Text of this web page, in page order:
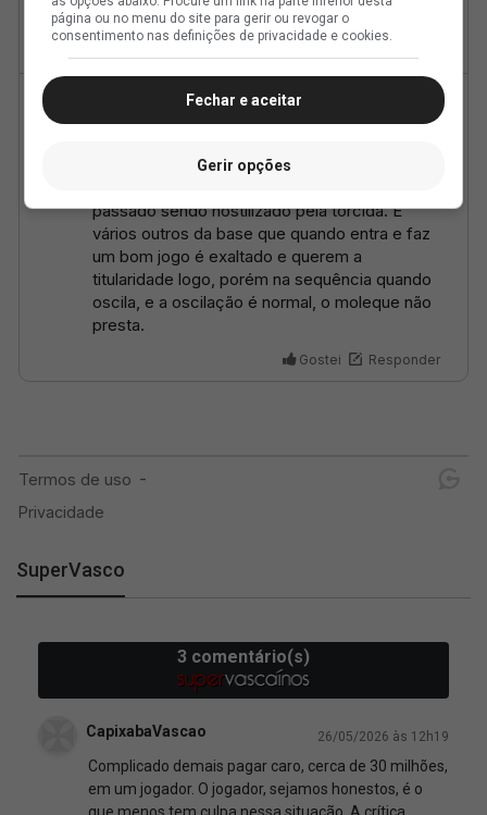
SuperVasco
página ou no menu do site para gerir ou revogar o
consentimento nas definições de privacidade e cookies.
Fechar e aceitar
Gerir opções